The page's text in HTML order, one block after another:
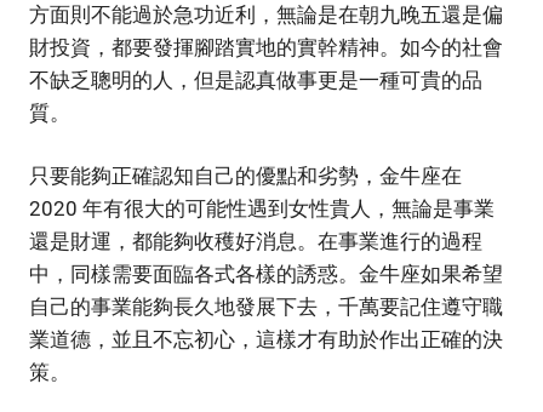
方面則不能過於急功近利，無論是在朝九晚五還是偏
財投資，都要發揮腳踏實地的實幹精神。如今的社會
不缺乏聰明的人，但是認真做事更是一種可貴的品
質。
只要能夠正確認知自己的優點和劣勢，金牛座在
2020 年有很大的可能性遇到女性貴人，無論是事業
還是財運，都能夠收穫好消息。在事業進行的過程
中，同樣需要面臨各式各樣的誘惑。金牛座如果希望
自己的事業能夠長久地發展下去，千萬要記住遵守職
業道德，並且不忘初心，這樣才有助於作出正確的決
策。